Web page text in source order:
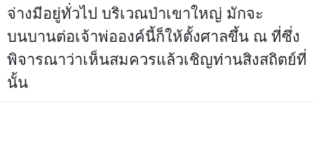
จ่างมีอยู่ทั่วไป บริเวณป่าเขาใหญ่ มักจะ
บนบานต่อเจ้าพ่อองค์นี้ก็ให้ตั้งศาลขึ้น ณ ที่ซึ่ง
พิจารณาว่าเห็นสมควรแล้วเชิญท่านสิงสถิตย์ที่
นั้น